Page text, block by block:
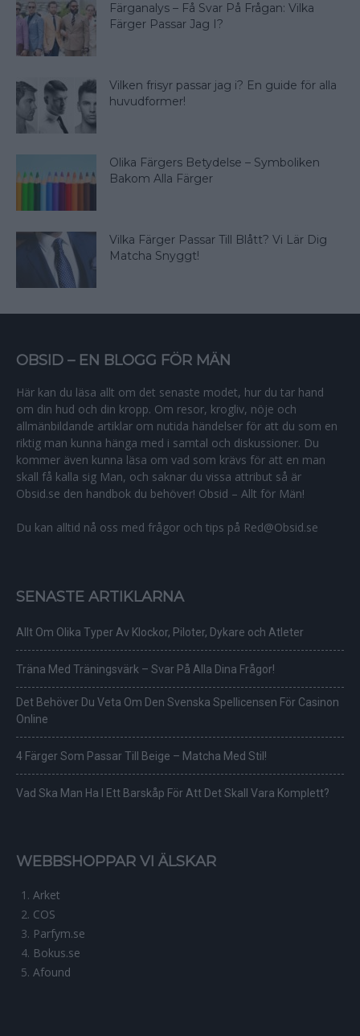
Färganalys – Få Svar På Frågan: Vilka
Färger Passar Jag I?
Vilken frisyr passar jag i? En guide för alla
huvudformer!
Olika Färgers Betydelse – Symboliken
Bakom Alla Färger
Vilka Färger Passar Till Blått? Vi Lär Dig
Matcha Snyggt!
OBSID – EN BLOGG FÖR MÄN
Här kan du läsa allt om det senaste modet, hur du tar hand
om din hud och din kropp. Om resor, krogliv, nöje och
allmänbildande artiklar om nutida händelser för att du som en
riktig man kunna hänga med i samtal och diskussioner. Du
kommer även kunna läsa om vad som krävs för att en man
skall få kalla sig Man, och saknar du vissa attribut så är
Obsid.se den handbok du behöver! Obsid – Allt för Män!
Du kan alltid nå oss med frågor och tips på Red@Obsid.se
SENASTE ARTIKLARNA
Allt Om Olika Typer Av Klockor, Piloter, Dykare och Atleter
Träna Med Träningsvärk – Svar På Alla Dina Frågor!
Det Behöver Du Veta Om Den Svenska Spellicensen För Casinon
Online
4 Färger Som Passar Till Beige – Matcha Med Stil!
Vad Ska Man Ha I Ett Barskåp För Att Det Skall Vara Komplett?
WEBBSHOPPAR VI ÄLSKAR
Arket
COS
Parfym.se
Bokus.se
Afound